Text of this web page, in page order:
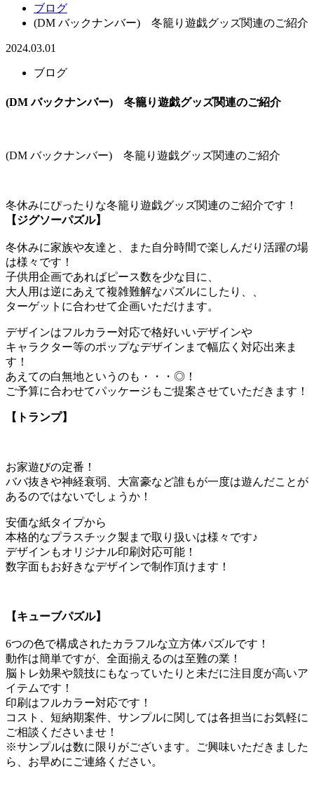
ブログ
(DM バックナンバー) 冬籠り遊戯グッズ関連のご紹介
2024.03.01
ブログ
(DM バックナンバー) 冬籠り遊戯グッズ関連のご紹介
(DM バックナンバー) 冬籠り遊戯グッズ関連のご紹介
冬休みにぴったりな冬籠り遊戯グッズ関連のご紹介です！
【ジグソーパズル】
冬休みに家族や友達と、また自分時間で楽しんだり活躍の場
は様々です！
子供用企画であればピース数を少な目に、
大人用は逆にあえて複雑難解なパズルにしたり、、
ターゲットに合わせて企画いただけます。
デザインはフルカラー対応で格好いいデザインや
キャラクター等のポップなデザインまで幅広く対応出来ま
す！
あえての白無地というのも・・・◎！
ご予算に合わせてパッケージもご提案させていただきます！
【トランプ】
お家遊びの定番！
ババ抜きや神経衰弱、大富豪など誰もが一度は遊んだことが
あるのではないでしょうか！
安価な紙タイプから
本格的なプラスチック製まで取り扱いは様々です♪
デザインもオリジナル印刷対応可能！
数字面もお好きなデザインで制作頂けます！
【キューブパズル】
6つの色で構成されたカラフルな立方体パズルです！
動作は簡単ですが、全面揃えるのは至難の業！
脳トレ効果や競技にもなっていたりと未だに注目度が高いア
イテムです！
印刷はフルカラー対応です！
コスト、短納期案件、サンプルに関しては各担当にお気軽に
ご相談くださいませ！
※サンプルは数に限りがございます。ご興味いただきました
ら、お早めにご連絡ください。